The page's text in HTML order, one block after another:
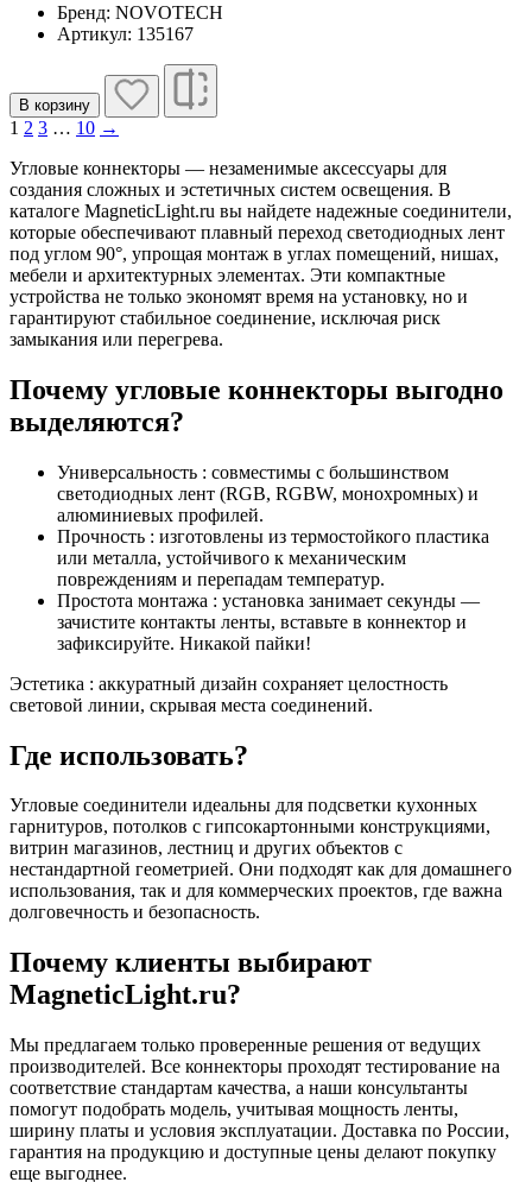
Бренд: NOVOTECH
Артикул: 135167
В корзину
1 2 3 … 10 →
Угловые коннекторы — незаменимые аксессуары для
создания сложных и эстетичных систем освещения. В
каталоге MagneticLight.ru вы найдете надежные соединители,
которые обеспечивают плавный переход светодиодных лент
под углом 90°, упрощая монтаж в углах помещений, нишах,
мебели и архитектурных элементах. Эти компактные
устройства не только экономят время на установку, но и
гарантируют стабильное соединение, исключая риск
замыкания или перегрева.
Почему угловые коннекторы выгодно
выделяются?
Универсальность : совместимы с большинством
светодиодных лент (RGB, RGBW, монохромных) и
алюминиевых профилей.
Прочность : изготовлены из термостойкого пластика
или металла, устойчивого к механическим
повреждениям и перепадам температур.
Простота монтажа : установка занимает секунды —
зачистите контакты ленты, вставьте в коннектор и
зафиксируйте. Никакой пайки!
Эстетика : аккуратный дизайн сохраняет целостность
световой линии, скрывая места соединений.
Где использовать?
Угловые соединители идеальны для подсветки кухонных
гарнитуров, потолков с гипсокартонными конструкциями,
витрин магазинов, лестниц и других объектов с
нестандартной геометрией. Они подходят как для домашнего
использования, так и для коммерческих проектов, где важна
долговечность и безопасность.
Почему клиенты выбирают
MagneticLight.ru?
Мы предлагаем только проверенные решения от ведущих
производителей. Все коннекторы проходят тестирование на
соответствие стандартам качества, а наши консультанты
помогут подобрать модель, учитывая мощность ленты,
ширину платы и условия эксплуатации. Доставка по России,
гарантия на продукцию и доступные цены делают покупку
еще выгоднее.